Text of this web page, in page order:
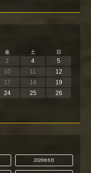
金 土 日
3 4
5
10 11
12
17 18
19
24 25
26
2026年6月